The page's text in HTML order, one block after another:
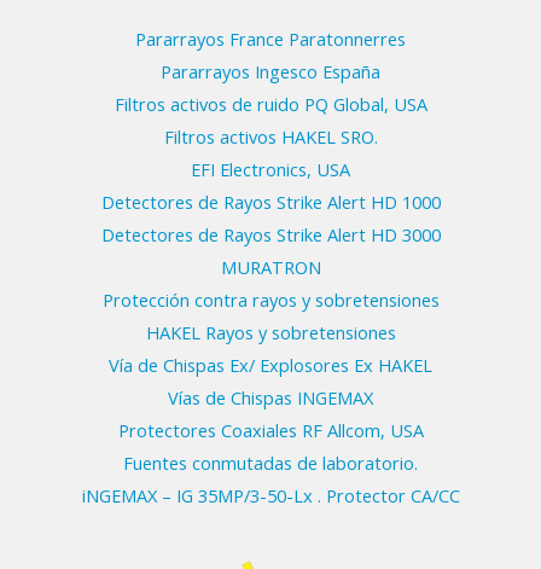
Pararrayos France Paratonnerres
Pararrayos Ingesco España
Filtros activos de ruido PQ Global, USA
Filtros activos HAKEL SRO.
EFI Electronics, USA
Detectores de Rayos Strike Alert HD 1000
Detectores de Rayos Strike Alert HD 3000
MURATRON
Protección contra rayos y sobretensiones
HAKEL Rayos y sobretensiones
Vía de Chispas Ex/ Explosores Ex HAKEL
Vías de Chispas INGEMAX
Protectores Coaxiales RF Allcom, USA
Fuentes conmutadas de laboratorio.
iNGEMAX – IG 35MP/3-50-Lx . Protector CA/CC